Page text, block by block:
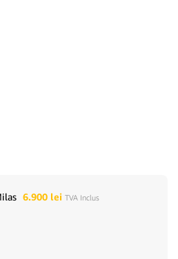
6.900 lei TVA Inclus